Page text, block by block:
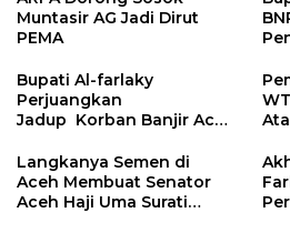
Muntasir AG Jadi Dirut
PEMA
Bupati Al-farlaky
Perjuangkan
Jadup Korban Banjir Aceh
Sosial RI
Langkanya Semen di
Aceh Membuat Senator
Aceh Haji Uma Surati